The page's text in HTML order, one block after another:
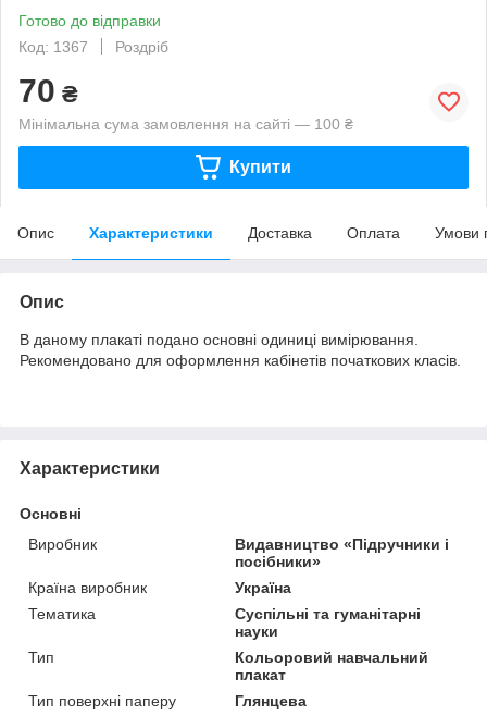
Готово до відправки
Код: 1367
Роздріб
70 ₴
Мінімальна сума замовлення на сайті — 100 ₴
Купити
Опис Характеристики Доставка Оплата Умови
Опис
В даному плакаті подано основні одиниці вимірювання.
Рекомендовано для оформлення кабінетів початкових класів.
Характеристики
Основні
Виробник
Видавництво «Підручники і
посібники»
Країна виробник
Україна
Тематика
Суспільні та гуманітарні
науки
Тип
Кольоровий навчальний
плакат
Тип поверхні паперу
Глянцева